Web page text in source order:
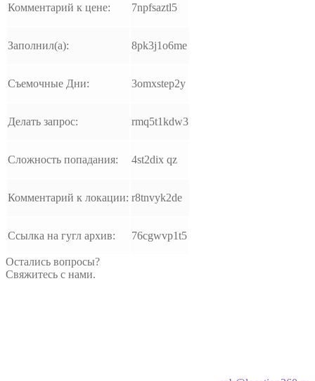
Комментарий к цене: 7npfsaztl5
Заполнил(а): 8pk3j1o6me
Съемочные Дни: 3omxstep2y
Делать запрос: rmq5t1kdw3
Сложность попадания: 4st2dix qz
Комментарий к локации: r8tnvyk2de
Ссылка на гугл архив: 76cgwvp1t5
Остались вопросы?
Свяжитесь с нами.